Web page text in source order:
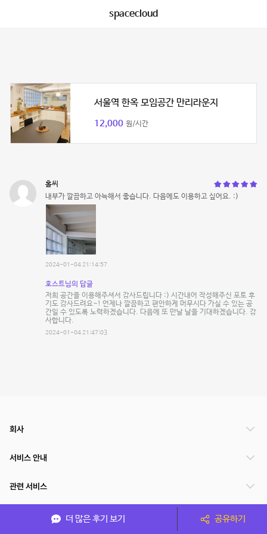
spacecloud
서울역 한옥 모임공간 만리라운지
12,000 원/시간
홀씨
내부가 깔끔하고 아늑해서 좋습니다. 다음에도 이용하고 싶어요. :)
2024-01-04 21:14:57
호스트님의 답글
저희 공간을 이용해주셔서 감사드립니다 :) 시간내어 작성해주신 포토 후
기도 감사드려요~! 언제나 깔끔하고 편안하게 머무시다 가실 수 있는 공
간일 수 있도록 노력하겠습니다. 다음에 또 만날 날을 기대하겠습니다. 감
사합니다.
2024-01-04 21:47:03
더 많은 후기 보기 공유하기
회사
서비스 안내
관련 서비스